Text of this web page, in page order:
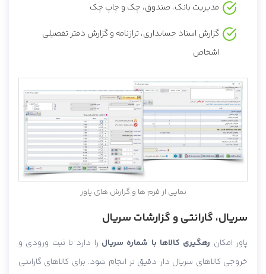
مدیریت بانک، صندوق، چک و چاپ چک
گزارش اسناد حسابداری، ترازنامه و گزارش دفتر تفصیلی
اشخاص
نمایی از فرم ها و گزارش های پاور
سریال، گارانتی و گزارشات سریال
پاور امکان رهگیری کالاها با شماره سریال را دارد تا ثبت ورودی و
خروجی کالاهای سریال دار دقیق تر انجام شود. برای کالاهای گارانتی